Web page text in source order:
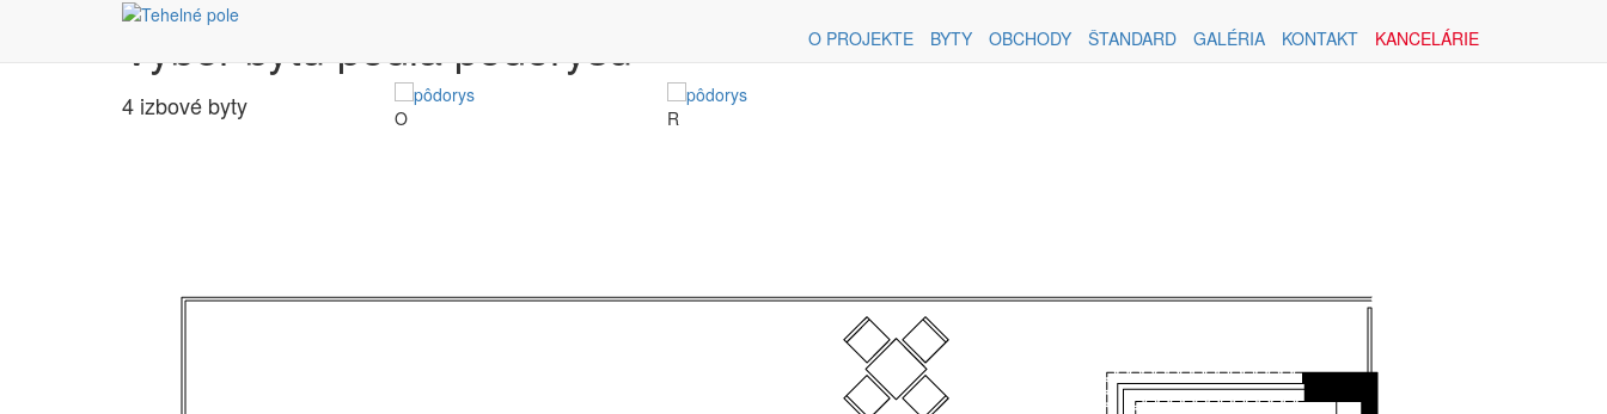
O PROJEKTE BYTY OBCHODY ŠTANDARD GALÉRIA KONTAKT KANCELÁRIE
Výber bytu podľa pôdorysu
4 izbové byty O R